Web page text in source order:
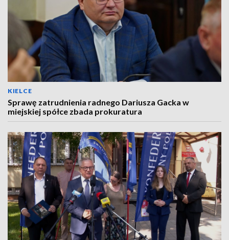
KIELCE
Sprawę zatrudnienia radnego Dariusza Gacka w
miejskiej spółce zbada prokuratura